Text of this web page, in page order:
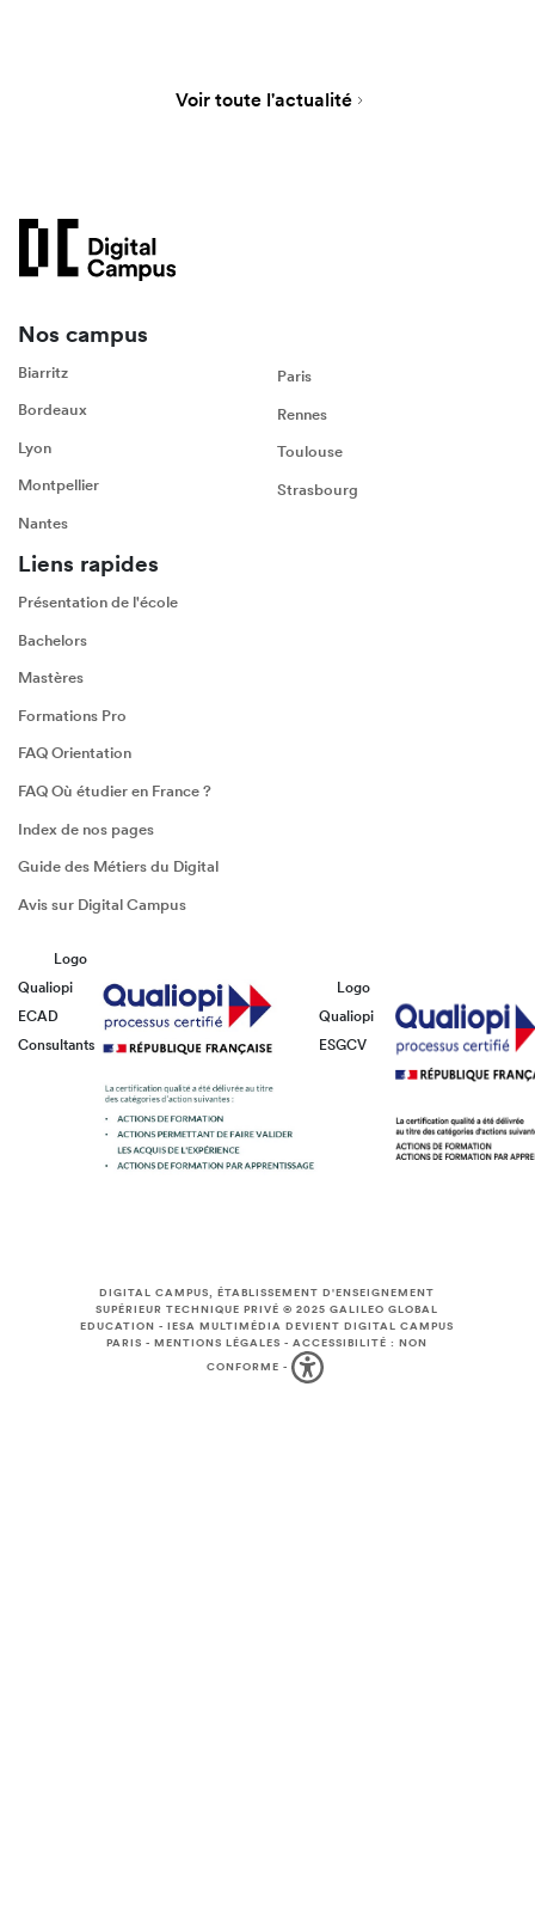
Voir toute l'actualité
Nos campus
Biarritz
Bordeaux
Lyon
Montpellier
Nantes
Paris
Rennes
Toulouse
Strasbourg
Liens rapides
Présentation de l'école
Bachelors
Mastères
Formations Pro
FAQ Orientation
FAQ Où étudier en France ?
Index de nos pages
Guide des Métiers du Digital
Avis sur Digital Campus
Logo
Qualiopi
ECAD
Consultants
Logo
Qualiopi
ESGCV
DIGITAL CAMPUS, ÉTABLISSEMENT D'ENSEIGNEMENT
SUPÉRIEUR TECHNIQUE PRIVÉ © 2025GALILEO GLOBAL
EDUCATION -IESA MULTIMÉDIA DEVIENT DIGITAL CAMPUS
PARIS -MENTIONS LÉGALES -ACCESSIBILITÉ : NON
CONFORME -